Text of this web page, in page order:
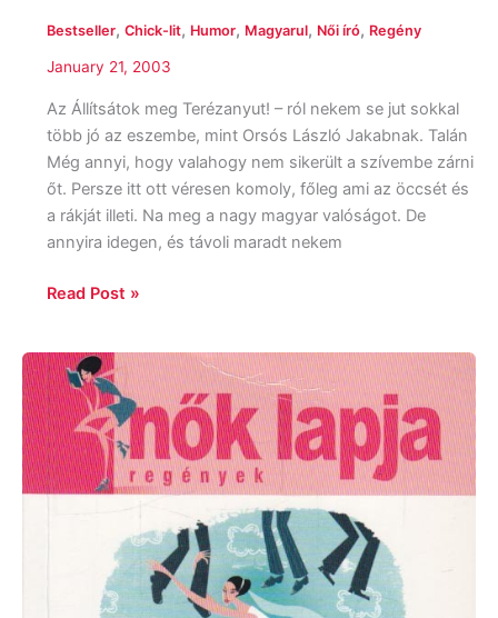
Bestseller, Chick-lit, Humor, Magyarul, Női író, Regény
January 21, 2003
Az Állítsátok meg Terézanyut! – ról nekem se jut sokkal
több jó az eszembe, mint Orsós László Jakabnak. Talán
Még annyi, hogy valahogy nem sikerült a szívembe zárni
őt. Persze itt ott véresen komoly, főleg ami az öccsét és
a rákját illeti. Na meg a nagy magyar valóságot. De
annyira idegen, és távoli maradt nekem
Read Post »
Marian
Keyes:
Lucy
Sullivan
férjhezmegy